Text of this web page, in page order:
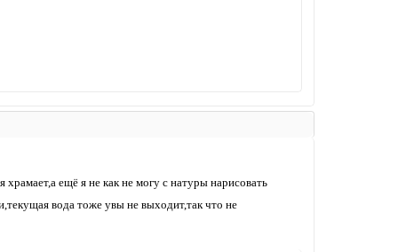
ещё я не как не могу с натуры нарисовать
вода тоже увы не выходит,так что не